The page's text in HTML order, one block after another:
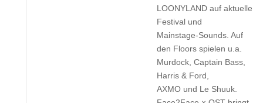
LOONYLAND auf aktuelle
Festival und
Mainstage-Sounds. Auf
den Floors spielen u.a.
Murdock, Captain Bass,
Harris & Ford,
AXMO und Le Shuuk.